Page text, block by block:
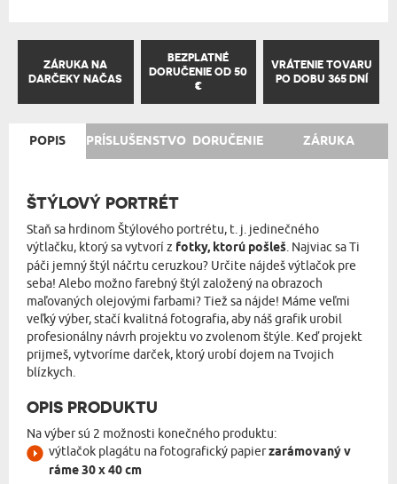
ZÁRUKA NA
DARČEKY NAČAS
BEZPLATNÉ
DORUČENIE OD 50
€
VRÁTENIE TOVARU
PO DOBU 365 DNÍ
POPIS PRÍSLUŠENSTVO DORUČENIE ZÁRUKA
ŠTÝLOVÝ PORTRÉT
Staň sa hrdinom Štýlového portrétu, t. j. jedinečného
výtlačku, ktorý sa vytvorí z fotky, ktorú pošleš. Najviac sa Ti
páči jemný štýl náčrtu ceruzkou? Určite nájdeš výtlačok pre
seba! Alebo možno farebný štýl založený na obrazoch
maľovaných olejovými farbami? Tiež sa nájde! Máme veľmi
veľký výber, stačí kvalitná fotografia, aby náš grafik urobil
profesionálny návrh projektu vo zvolenom štýle. Keď projekt
prijmeš, vytvoríme darček, ktorý urobí dojem na Tvojich
blízkych.
OPIS PRODUKTU
Na výber sú 2 možnosti konečného produktu:
výtlačok plagátu na fotografický papierzarámovaný v
ráme 30 x 40 cm